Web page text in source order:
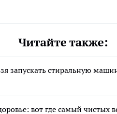
Читайте также:
запускать стиральную
вот где самый чистых